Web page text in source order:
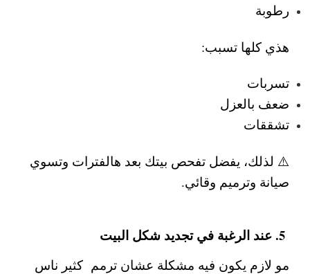
رطوبة
هذي كلها تسبب:
تسربات
ضعف بالعزل
تشققات
⚠️ لذلك، يفضل تفحص بيتك بعد هالفترات وتسوي
صيانة وترميم وقائي.
مو لازم يكون فيه مشكلة عشان ترمم كثير ناس